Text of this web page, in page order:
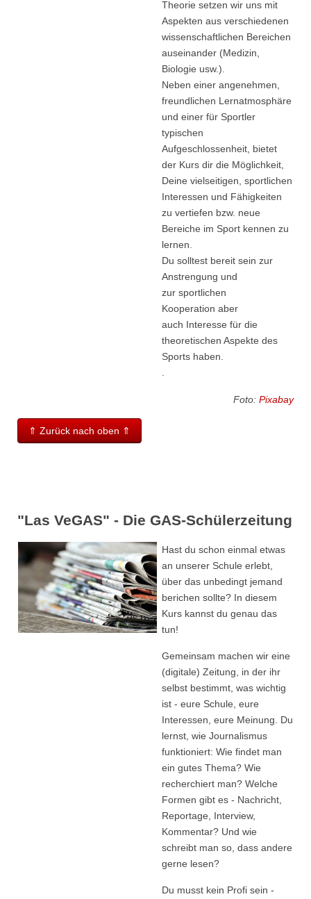
Theorie setzen wir uns mit
Aspekten aus verschiedenen
wissenschaftlichen Bereichen
auseinander (Medizin,
Biologie usw.).
Neben einer angenehmen,
freundlichen Lernatmosphäre
und einer für Sportler
typischen
Aufgeschlossenheit, bietet
der Kurs dir die Möglichkeit,
Deine vielseitigen, sportlichen
Interessen und Fähigkeiten
zu vertiefen bzw. neue
Bereiche im Sport kennen zu
lernen.
Du solltest bereit sein zur
Anstrengung und
zur sportlichen
Kooperation aber
auch Interesse für die
theoretischen Aspekte des
Sports haben.
Foto: Pixabay
⇑ Zurück nach oben ⇑
"Las VeGAS" - Die GAS-Schülerzeitung
Hast du schon einmal etwas
an unserer Schule erlebt,
über das unbedingt jemand
berichen sollte? In diesem
Kurs kannst du genau das
tun!
Gemeinsam machen wir eine
(digitale) Zeitung, in der ihr
selbst bestimmt, was wichtig
ist - eure Schule, eure
Interessen, eure Meinung. Du
lernst, wie Journalismus
funktioniert: Wie findet man
ein gutes Thema? Wie
recherchiert man? Welche
Formen gibt es - Nachricht,
Reportage, Interview,
Kommentar? Und wie
schreibt man so, dass andere
gerne lesen?
Du musst kein Profi sein -